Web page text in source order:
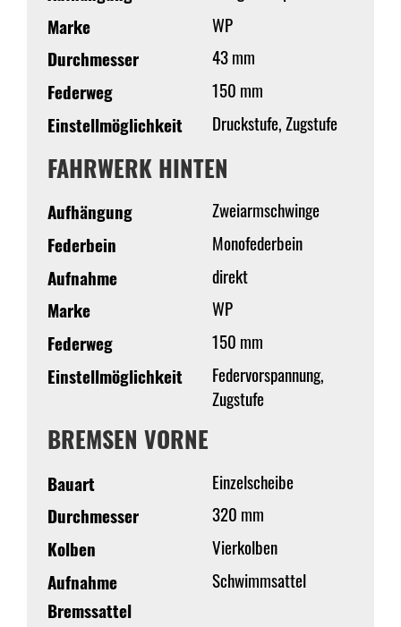
Marke
WP
Durchmesser
43 mm
Federweg
150 mm
Einstellmöglichkeit
Druckstufe, Zugstufe
FAHRWERK HINTEN
Aufhängung
Zweiarmschwinge
Federbein
Monofederbein
Aufnahme
direkt
Marke
WP
Federweg
150 mm
Einstellmöglichkeit
Federvorspannung,
Zugstufe
BREMSEN VORNE
Bauart
Einzelscheibe
Durchmesser
320 mm
Kolben
Vierkolben
Aufnahme
Bremssattel
Schwimmsattel